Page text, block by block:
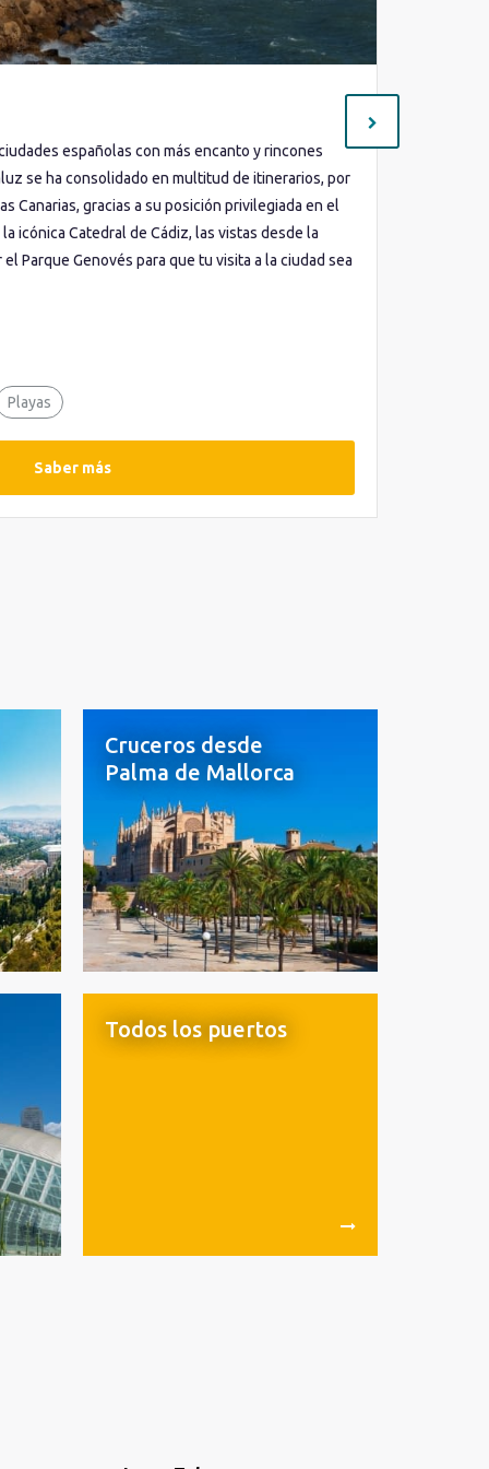
españolas con más encanto y rincones
se ha consolidado en multitud de itinerarios, por
Canarias, gracias a su posición privilegiada en el
icónica Catedral de Cádiz, las vistas desde la
Parque Genovés para que tu visita a la ciudad sea
Playas
Saber más
Cruceros desde
Palma de Mallorca
Todos los puertos